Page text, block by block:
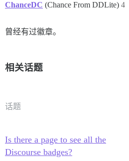
ChanceDC (Chance From DDLite) 4
曾经有过徽章。
相关话题
话题
Is there a page to see all the
Discourse badges?